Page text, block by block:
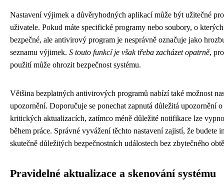
Nastavení výjimek a důvěryhodných aplikací může být užitečné
uživatele. Pokud máte specifické programy nebo soubory, o
bezpečné, ale antivirový program je nesprávně označuje jako
seznamu výjimek. S touto funkcí je však třeba zacházet opatrně,
použití může ohrozit bezpečnost systému.
Většina bezplatných antivirových programů nabízí také možnost
upozornění. Doporučuje se ponechat zapnutá důležitá upozornění
kritických aktualizacích, zatímco méně důležité notifikace lze
během práce. Správné vyvážení těchto nastavení zajistí, že budete
skutečně důležitých bezpečnostních událostech bez zbytečného
Pravidelné aktualizace a skenování systému